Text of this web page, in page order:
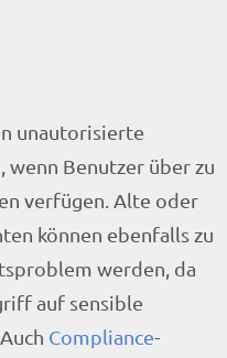
unautorisierte
Benutzer über zu
verfügen. Alte oder
können ebenfalls zu
werden, da
auf sensible
Compliance-